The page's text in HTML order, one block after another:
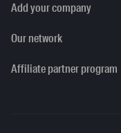
Add your company
Our network
Affiliate partner program